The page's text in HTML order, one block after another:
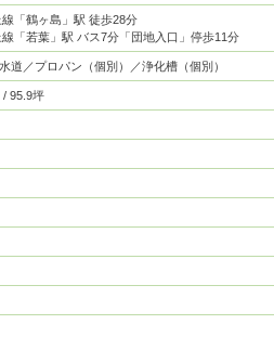
「鶴ヶ島」駅 徒歩28分
「若葉」駅 バス7分「団地入口」停歩11分
道／プロパン（個別）／浄化槽（個別）
/ 95.9坪